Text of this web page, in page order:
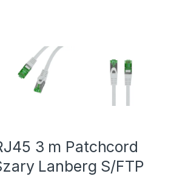
3 m Patchcord
Lanberg S/FTP